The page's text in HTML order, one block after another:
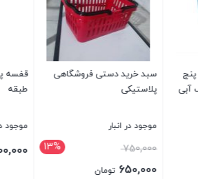
سبد خرید دستی فروشگاهی
پلاستیکی
موجود در انبار
13% 750,000
650,000 تومان
موجود در انبار
8,800,000